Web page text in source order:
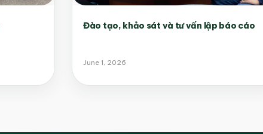
Đào tạo, khảo sát và tư vấn lập báo cáo
June 1, 2026